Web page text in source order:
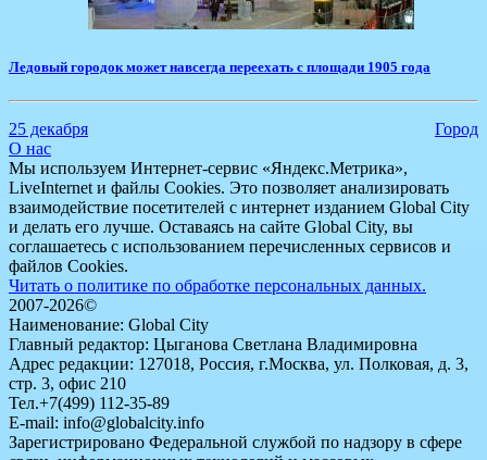
Ледовый городок может навсегда переехать с площади 1905 года
25 декабря
Город
О нас
Мы используем Интернет-сервис «Яндекс.Метрика»,
LiveInternet и файлы Cookies. Это позволяет анализировать
взаимодействие посетителей с интернет изданием Global City
и делать его лучше. Оставаясь на сайте Global City, вы
соглашаетесь с использованием перечисленных сервисов и
файлов Cookies.
Читать о политике по обработке персональных данных.
2007-2026©
Наименование: Global City
Главный редактор: Цыганова Светлана Владимировна
Адрес редакции: 127018, Россия, г.Москва, ул. Полковая, д. 3,
стр. 3, офис 210
Тел.+7(499) 112-35-89
E-mail: info@globalcity.info
Зарегистрировано Федеральной службой по надзору в сфере